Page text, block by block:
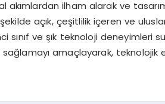
akımlardan ilham alarak ve
açık, çeşitlilik içeren ve
sınıf ve şık teknoloji deneyimleri
sağlamayı amaçlayarak,